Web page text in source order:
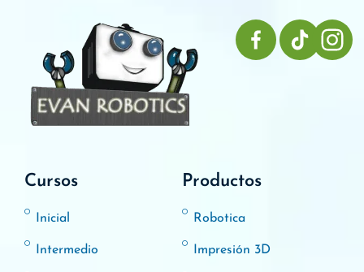
Cursos
Inicial
Intermedio
Productos
Robotica
Impresión 3D